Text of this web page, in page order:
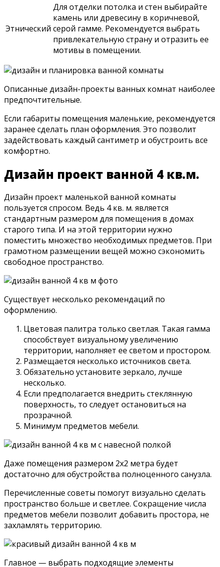
Этнический
Для отделки потолка и стен выбирайте
камень или древесину в коричневой,
серой гамме. Рекомендуется выбрать
привлекательную страну и отразить ее
мотивы в помещении.
Описанные дизайн-проекты ванных комнат наиболее
предпочтительные.
Если габариты помещения маленькие, рекомендуется
заранее сделать план оформления. Это позволит
задействовать каждый сантиметр и обустроить все
комфортно.
Дизайн проект ванной 4 кв.м.
Дизайн проект маленькой ванной комнаты
пользуется спросом. Ведь 4 кв. м. является
стандартным размером для помещения в домах
старого типа. И на этой территории нужно
поместить множество необходимых предметов. При
грамотном размещении вещей можно сэкономить
свободное пространство.
Существует несколько рекомендаций по
оформлению.
Цветовая палитра только светлая. Такая гамма
способствует визуальному увеличению
территории, наполняет ее светом и простором.
Размещается несколько источников света.
Обязательно установите зеркало, лучше
несколько.
Если предполагается внедрить стеклянную
поверхность, то следует остановиться на
прозрачной.
Минимум предметов мебели.
Даже помещения размером 2х2 метра будет
достаточно для обустройства полноценного санузла.
Перечисленные советы помогут визуально сделать
пространство больше и светлее. Сокращение числа
предметов мебели позволит добавить простора, не
захламлять территорию.
Главное — выбрать подходящие элементы